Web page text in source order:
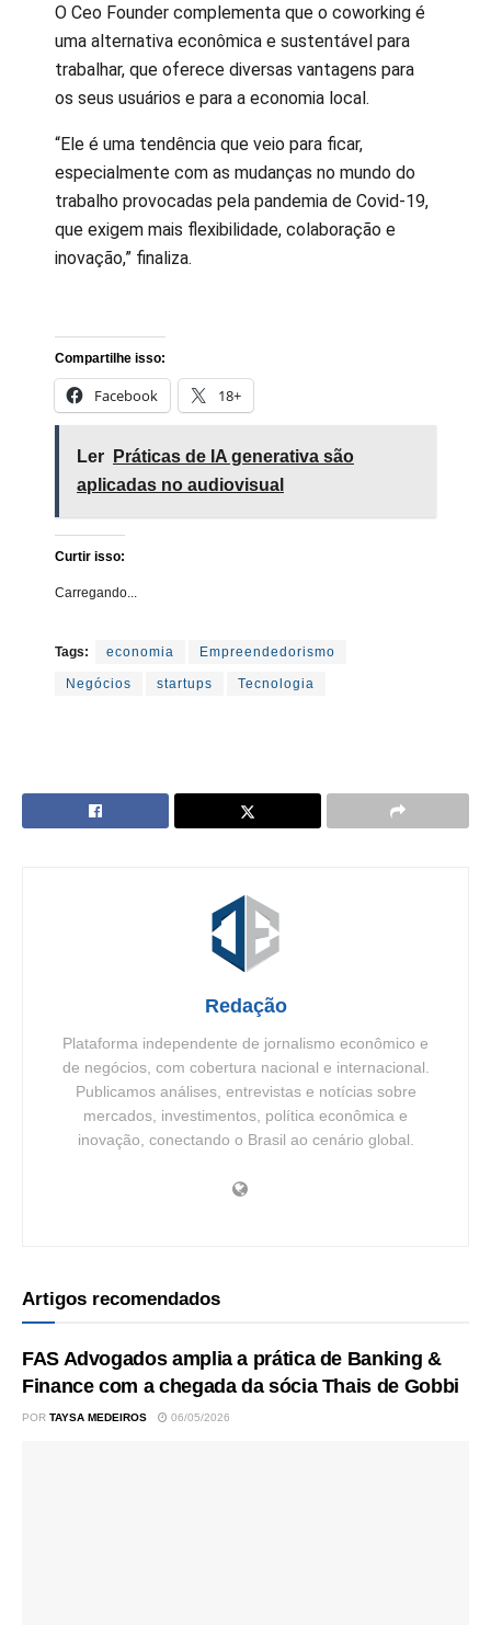
O Ceo Founder complementa que o coworking é
uma alternativa econômica e sustentável para
trabalhar, que oferece diversas vantagens para
os seus usuários e para a economia local.
“Ele é uma tendência que veio para ficar,
especialmente com as mudanças no mundo do
trabalho provocadas pela pandemia de Covid-19,
que exigem mais flexibilidade, colaboração e
inovação,” finaliza.
Compartilhe isso:
Facebook 18+
Ler
Práticas de IA generativa são
aplicadas no audiovisual
Curtir isso:
Carregando...
Tags: economia Empreendedorismo
Negócios startups Tecnologia
Redação
Plataforma independente de jornalismo econômico e
de negócios, com cobertura nacional e internacional.
Publicamos análises, entrevistas e notícias sobre
mercados, investimentos, política econômica e
inovação, conectando o Brasil ao cenário global.
Artigos recomendados
FAS Advogados amplia a prática de Banking &
Finance com a chegada da sócia Thais de Gobbi
POR TAYSA MEDEIROS 06/05/2026